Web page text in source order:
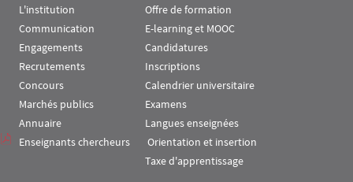
L'institution
Communication
Engagements
Recrutements
Concours
Marchés publics
Annuaire
Enseignants chercheurs
Offre de formation
E-learning et MOOC
Candidatures
Inscriptions
Calendrier universitaire
Examens
Langues enseignées
Orientation et insertion
Taxe d'apprentissage